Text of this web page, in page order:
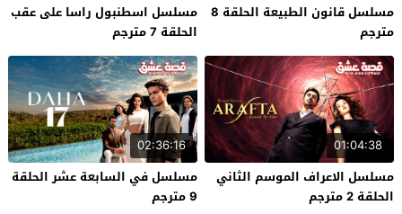
مسلسل قانون الطبيعة الحلقة 8
مترجم
مسلسل اسطنبول راسا على عقب
الحلقة 7 مترجم
01:04:38
مسلسل الاعراف الموسم الثاني
الحلقة 2 مترجم
02:36:16
مسلسل في السابعة عشر الحلقة
9 مترجم